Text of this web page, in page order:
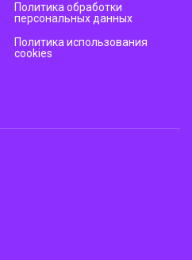
Политика обработки
персональных данных
Политика использования
cookies